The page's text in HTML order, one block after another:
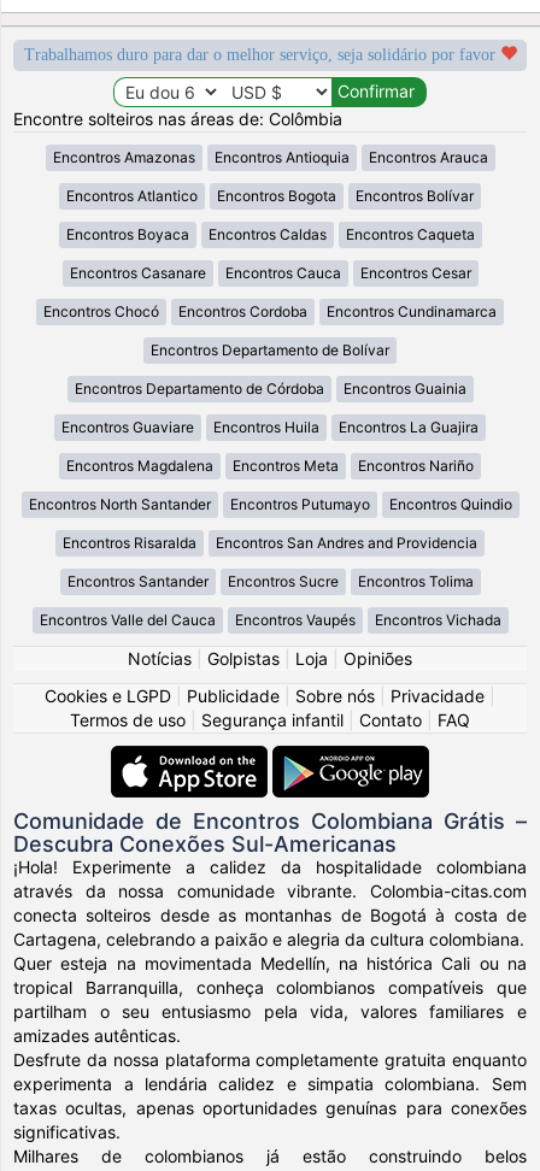
Trabalhamos duro para dar o melhor serviço, seja solidário por favor
Encontre solteiros nas áreas de: Colômbia
Encontros Amazonas Encontros Antioquia Encontros Arauca
Encontros Atlantico Encontros Bogota Encontros Bolívar
Encontros Boyaca Encontros Caldas Encontros Caqueta
Encontros Casanare Encontros Cauca Encontros Cesar
Encontros Chocó Encontros Cordoba Encontros Cundinamarca
Encontros Departamento de Bolívar
Encontros Departamento de Córdoba Encontros Guainia
Encontros Guaviare Encontros Huila Encontros La Guajira
Encontros Magdalena Encontros Meta Encontros Nariño
Encontros North Santander Encontros Putumayo Encontros Quindio
Encontros Risaralda Encontros San Andres and Providencia
Encontros Santander Encontros Sucre Encontros Tolima
Encontros Valle del Cauca Encontros Vaupés Encontros Vichada
Notícias Golpistas Loja
Opiniões
Cookies e LGPD
Publicidade Sobre nós Privacidade
Termos de uso
Segurança infantil Contato FAQ
Comunidade de Encontros Colombiana Grátis –
Descubra Conexões Sul-Americanas
¡Hola! Experimente a calidez da hospitalidade colombiana
através da nossa comunidade vibrante. Colombia-citas.com
conecta solteiros desde as montanhas de Bogotá à costa de
Cartagena, celebrando a paixão e alegria da cultura colombiana.
Quer esteja na movimentada Medellín, na histórica Cali ou na
tropical Barranquilla, conheça colombianos compatíveis que
partilham o seu entusiasmo pela vida, valores familiares e
amizades autênticas.
Desfrute da nossa plataforma completamente gratuita enquanto
experimenta a lendária calidez e simpatia colombiana. Sem
taxas ocultas, apenas oportunidades genuínas para conexões
significativas.
Milhares de colombianos já estão construindo belos